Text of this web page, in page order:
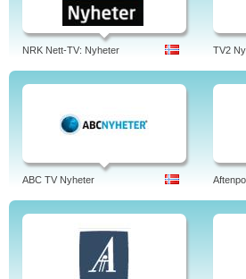
NRK Nett-TV: Nyheter TV2
ABC TV Nyheter